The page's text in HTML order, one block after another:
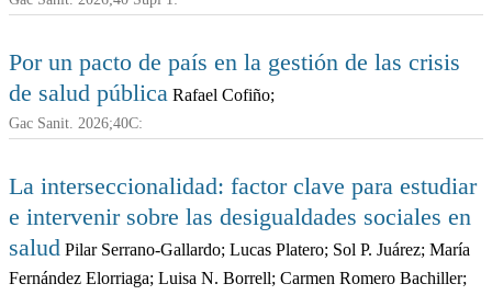
Por un pacto de país en la gestión de las crisis
de salud pública Rafael Cofiño;
Gac Sanit. 2026;40C:
La interseccionalidad: factor clave para estudiar
e intervenir sobre las desigualdades sociales en
salud Pilar Serrano-Gallardo; Lucas Platero; Sol P. Juárez; María
Fernández Elorriaga; Luisa N. Borrell; Carmen Romero Bachiller;